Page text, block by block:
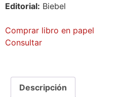
Editorial: Biebel
Comprar libro en papel
Consultar
Descripción